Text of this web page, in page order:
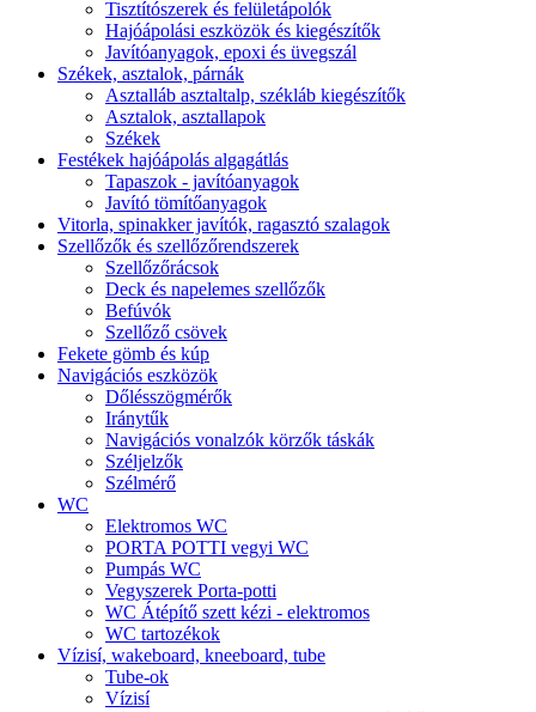
Tisztítószerek és felületápolók
Hajóápolási eszközök és kiegészítők
Javítóanyagok, epoxi és üvegszál
Székek, asztalok, párnák
Asztalláb asztaltalp, székláb kiegészítők
Asztalok, asztallapok
Székek
Festékek hajóápolás algagátlás
Tapaszok - javítóanyagok
Javító tömítőanyagok
Vitorla, spinakker javítók, ragasztó szalagok
Szellőzők és szellőzőrendszerek
Szellőzőrácsok
Deck és napelemes szellőzők
Befúvók
Szellőző csövek
Fekete gömb és kúp
Navigációs eszközök
Dőlésszögmérők
Iránytűk
Navigációs vonalzók körzők táskák
Széljelzők
Szélmérő
WC
Elektromos WC
PORTA POTTI vegyi WC
Pumpás WC
Vegyszerek Porta-potti
WC Átépítő szett kézi - elektromos
WC tartozékok
Vízisí, wakeboard, kneeboard, tube
Tube-ok
Vízisí